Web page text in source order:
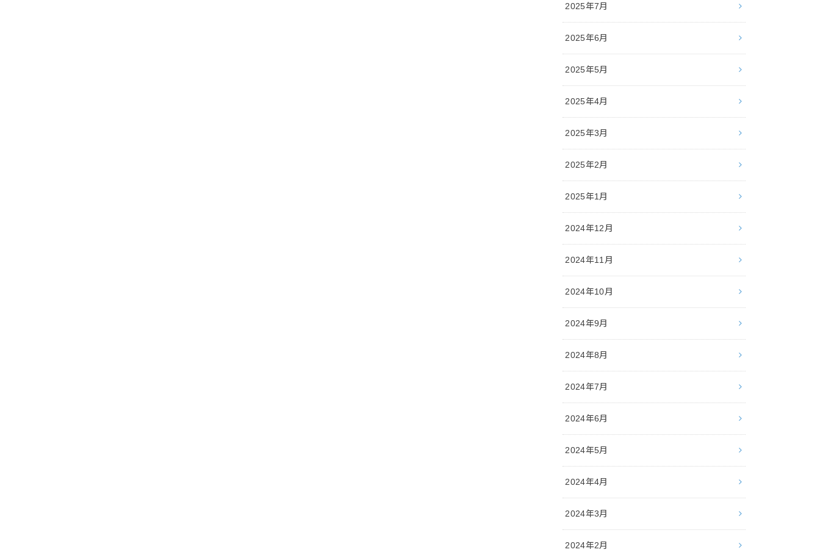
2025年7月
2025年6月
2025年5月
2025年4月
2025年3月
2025年2月
2025年1月
2024年12月
2024年11月
2024年10月
2024年9月
2024年8月
2024年7月
2024年6月
2024年5月
2024年4月
2024年3月
2024年2月